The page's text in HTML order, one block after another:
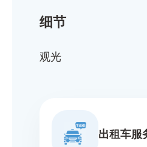
细节
观光
出租车服